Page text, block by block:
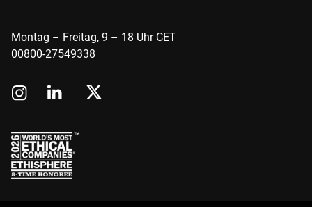
Montag – Freitag, 9 – 18 Uhr CET
00800-27549338